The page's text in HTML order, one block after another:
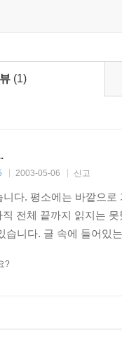
(1)
2003-05-06 신고
다. 평소에는 바깥으
전체 끝까지 읽지는
습니다. 글 속에 들어있
?